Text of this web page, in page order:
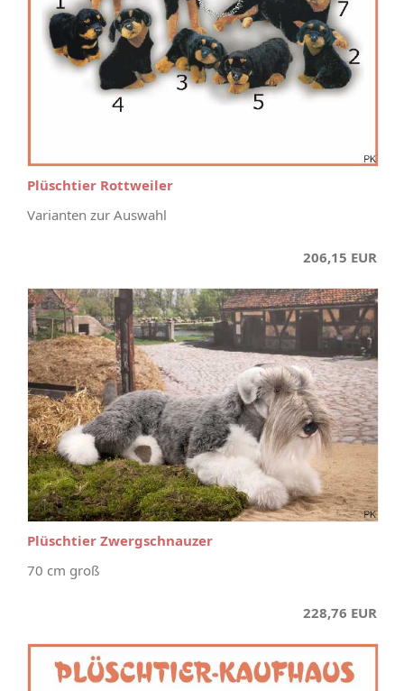
Plüschtier Rottweiler
Varianten zur Auswahl
206,15 EUR
Plüschtier Zwergschnauzer
70 cm groß
228,76 EUR